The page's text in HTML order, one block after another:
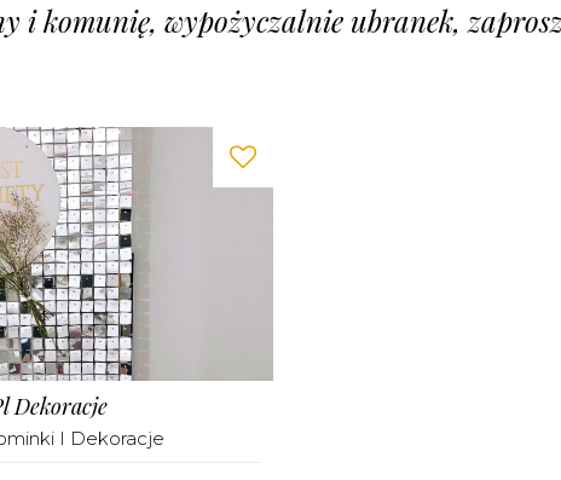
i komunię, wypożyczalnie ubranek,
Dekoracje
I Dekoracje